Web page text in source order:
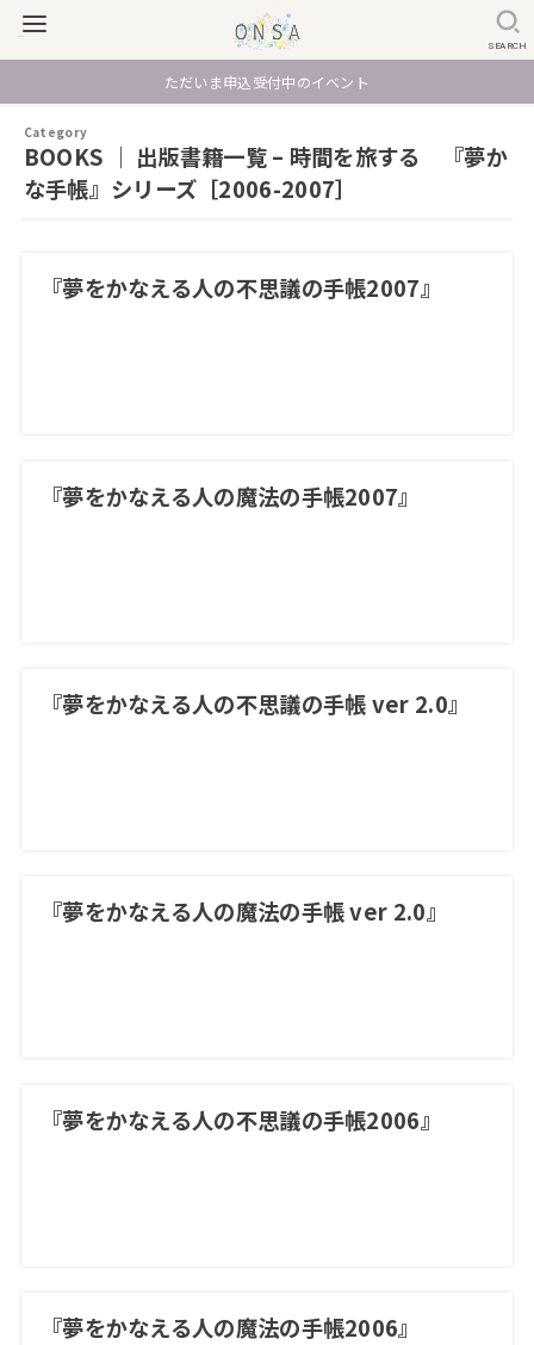
SEARCH
ただいま申込受付中のイベント
BOOKS ｜ 出版書籍一覧 – 時間を旅する 『夢か
な手帳』シリーズ［2006-2007］
『夢をかなえる人の不思議の手帳2007』
『夢をかなえる人の魔法の手帳2007』
『夢をかなえる人の不思議の手帳 ver 2.0』
『夢をかなえる人の魔法の手帳 ver 2.0』
『夢をかなえる人の不思議の手帳2006』
『夢をかなえる人の魔法の手帳2006』